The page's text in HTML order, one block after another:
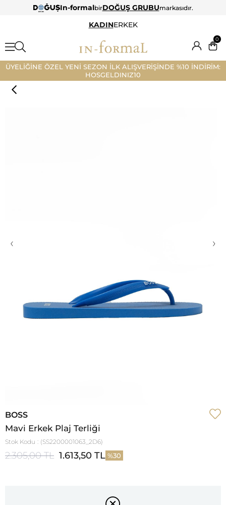
In-formalbirDOĞUŞ GRUBUmarkasıdır.
KADINERKEK
0
ÜYELİĞİNE ÖZEL YENİ SEZON İLK ALIŞVERİŞİNDE %10 İNDİRİM:
HOSGELDINIZ10
‹ ›
BOSS
Mavi Erkek Plaj Terliği
Stok Kodu (SS2200001063_2D6)
2.305,00 TL 1.613,50 TL 30